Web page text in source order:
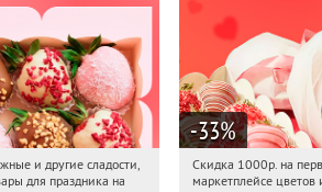
Получили:
и другие сладости,
для праздника на
-33%
17:14:01
Скидка 1000р. на
маркетплейсе цветов